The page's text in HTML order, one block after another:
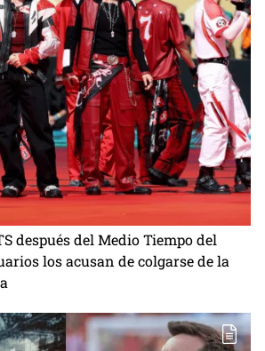
después del Medio Tiempo del
los acusan de colgarse de la